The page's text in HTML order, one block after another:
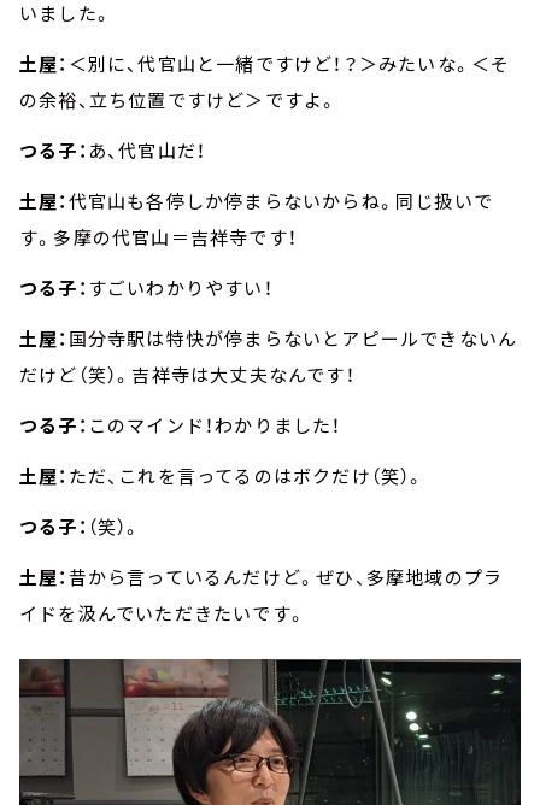
いました。
土屋： ＜別に、代官山と一緒ですけど！？＞みたいな。＜そ
の余裕、立ち位置ですけど＞ですよ。
つる子： あ、代官山だ！
土屋：代官山も各停しか停まらないからね。同じ扱いで
す。多摩の代官山＝吉祥寺です！
つる子： すごいわかりやすい！
土屋： 国分寺駅は特快が停まらないとアピールできないん
だけど（笑）。吉祥寺は大丈夫なんです！
つる子： このマインド！わかりました！
土屋： ただ、これを言ってるのはボクだけ（笑）。
つる子： （笑）。
土屋：昔から言っているんだけど。ぜひ、多摩地域のプラ
イドを汲んでいただきたいです。